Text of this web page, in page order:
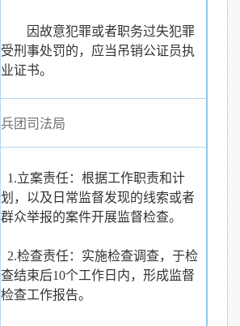
因故意犯罪或者职务过失犯罪
受刑事处罚的，应当吊销公证员执
业证书。
兵团司法局
1.立案责任：根据工作职责和计
划，以及日常监督发现的线索或者
群众举报的案件开展监督检查。
2.检查责任：实施检查调查，于检
查结束后10个工作日内，形成监督
检查工作报告。